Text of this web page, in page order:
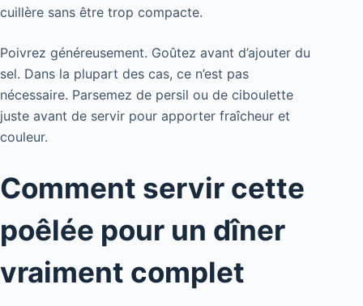
cuillère sans être trop compacte.
Poivrez généreusement. Goûtez avant d’ajouter du
sel. Dans la plupart des cas, ce n’est pas
nécessaire. Parsemez de persil ou de ciboulette
juste avant de servir pour apporter fraîcheur et
couleur.
Comment servir cette
poêlée pour un dîner
vraiment complet